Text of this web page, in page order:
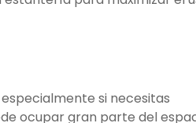
si necesitas
ocupar gran parte del